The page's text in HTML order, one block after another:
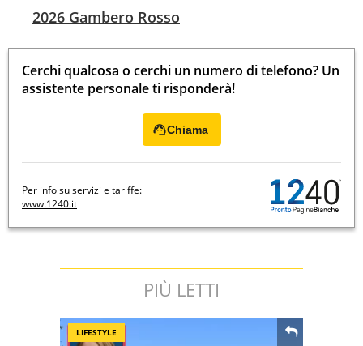
2026 Gambero Rosso
Cerchi qualcosa o cerchi un numero di telefono? Un
assistente personale ti risponderà!
Chiama
Per info su servizi e tariffe:
www.1240.it
PIÙ LETTI
LIFESTYLE